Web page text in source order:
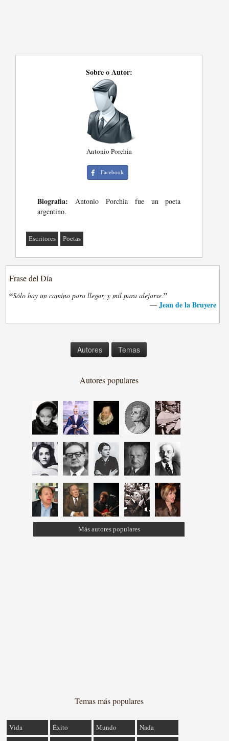
Sobre o Autor:
Antonio Porchia
Facebook
Biografia: Antonio Porchia fue un poeta
argentino.
Escritores Poetas
Frase del Día
“Sólo hay un camino para llegar, y mil para alejarse.”
— Jean de la Bruyere
Autores Temas
Autores populares
Más autores populares
Temas más populares
Vida Éxito Mundo
Nada